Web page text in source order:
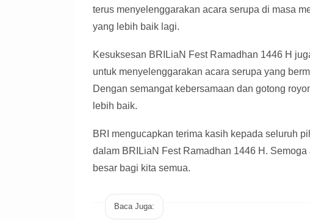
terus menyelenggarakan acara serupa di masa
yang lebih baik lagi.
Kesuksesan BRILiaN Fest Ramadhan 1446 H
untuk menyelenggarakan acara serupa yang
Dengan semangat kebersamaan dan gotong
lebih baik.
BRI mengucapkan terima kasih kepada seluruh
dalam BRILiaN Fest Ramadhan 1446 H.
besar bagi kita semua.
Baca Juga: